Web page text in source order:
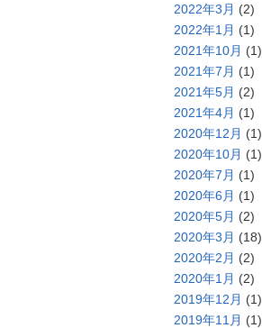
2022年3月 (2)
2022年1月 (1)
2021年10月 (1)
2021年7月 (1)
2021年5月 (2)
2021年4月 (1)
2020年12月 (1)
2020年10月 (1)
2020年7月 (1)
2020年6月 (1)
2020年5月 (2)
2020年3月 (18)
2020年2月 (2)
2020年1月 (2)
2019年12月 (1)
2019年11月 (1)